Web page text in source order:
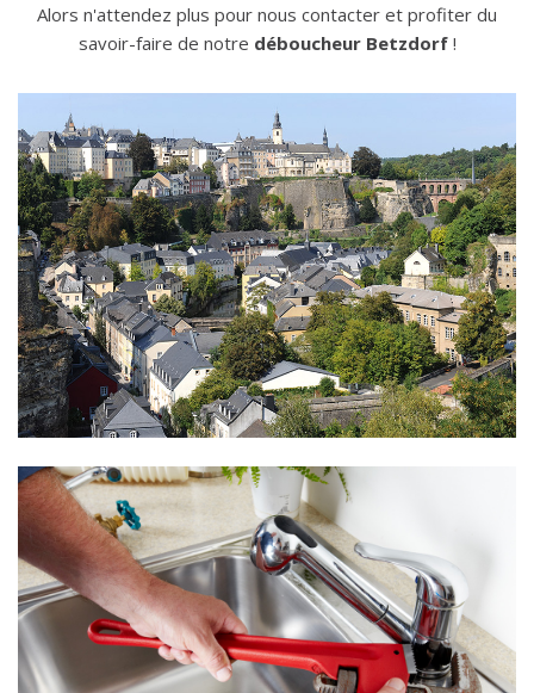
Alors n'attendez plus pour nous contacter et profiter du
savoir-faire de notre déboucheur Betzdorf!